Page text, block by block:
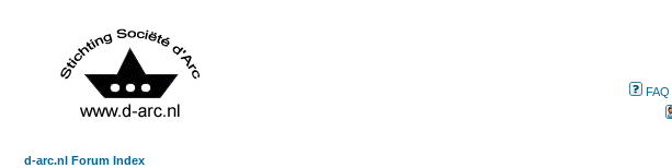
FAQ
d-arc.nl Forum Index